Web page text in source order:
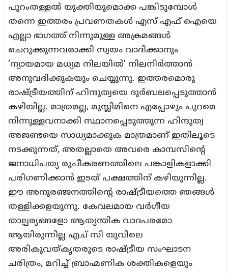
പുറംതള്ളൽ യുക്തിയുമൊക്ക പങ്കിടുമ്പോൾ
തന്നെ ഇത്തരം പ്രവണതകൾ എസ് എഫ് ഐയെ
എല്ലാ ഭാഗത്ത് നിന്നുമുള്ള അക്രമങ്ങൾ
ചെറുക്കുന്നവരാക്കി സ്വയം വാദിക്കാനും
‘ന്യായമായ മധ്യമ നിലയിൽ’ നിലനിർത്താൻ
അനുവദിക്കുകയും ചെയ്യുന്നു. ഇത്തരമൊരു
രാഷ്ട്രീയത്തിന് ഹിന്ദുത്വയെ ദുർബലപ്പെടുത്താൻ
കഴിയില്ല. മാത്രമല്ല, മുസ്ലിമിനെ എപ്പോഴും പുറമെ
നിന്നുള്ളവനാക്കി സ്ഥാനപ്പെടുത്തുന്ന ഹിന്ദുത്വ
അജണ്ടയെ സാധ്യമാക്കുക മാത്രമാണ് ഇതിലൂടെ
നടക്കുന്നത്, അതല്ലാതെ അവരെ കാമ്പസിന്റെ
ജനാധിപത്യ രൂപീകരണത്തിലെ പങ്കാളികളാക്കി
പരിഗണിക്കാൻ ഇടത് പക്ഷത്തിന് കഴിയുന്നില്ല.
ഈ അനുരഞ്ജനത്തിന്റെ രാഷ്ട്രീയത്തെ ഞങ്ങൾ
തള്ളിക്കളയുന്നു. കേവലമായ വർഗീയ
താല്പര്യങ്ങളോ ആത്യന്തിക വാദപരമോ
ആയിരുന്നില്ല എച് സി യുവിലെ
അരികുവത്കൃതരുടെ രാഷ്ട്രീയ സംഘാടന
ചരിത്രം, മറിച്ച് ബ്രാഹ്മണിക ശക്തികളെയും